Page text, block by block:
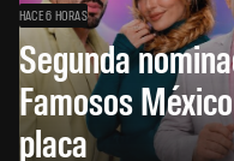
HACE 6 HORAS
Segunda
Famosos
placa